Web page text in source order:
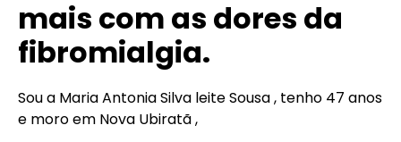
mais com as dores da
fibromialgia.
Sou a Maria Antonia Silva leite Sousa , tenho 47 anos
e moro em Nova Ubiratã ,